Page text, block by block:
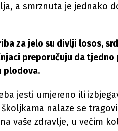
a smrznuta je jednako
za jelo su divlji losos,
preporučuju da
plodova.
jesti umjereno ili
nalaze se
vaše zdravlje, u većim